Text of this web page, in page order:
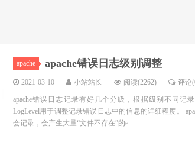
apache apache错误日志级别调整
2021-03-10 小站站长 阅读(2262) 评论
apache错误日志记录有好几个分级，根据级别不同记
LogLevel用于调整记录错误日志中的信息的详细程度。
会记录，会产生大量“文件不存在”的e...